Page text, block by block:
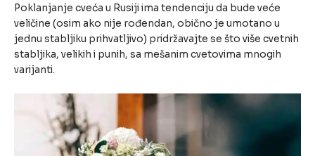
Poklanjanje cveća u Rusiji ima tendenciju da bude veće
veličine (osim ako nije rođendan, obično je umotano u
jednu stabljiku prihvatljivo) pridržavajte se što više cvetnih
stabljika, velikih i punih, sa mešanim cvetovima mnogih
varijanti.